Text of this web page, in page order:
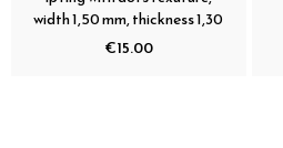
width 1,50 mm, thickness 1,30
€15.00